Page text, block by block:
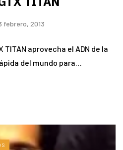
febrero, 2013
TITAN aprovecha el ADN de la
del mundo para…